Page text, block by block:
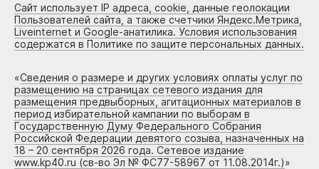
Сайт использует IP адреса, cookie, данные геолокации
Пользователей сайта, а также счетчики Яндекс.Метрика,
Liveinternet и Google-анатилика. Условия использования
содержатся в Политике по защите персональных данных.
«Сведения о размере и других условиях оплаты услуг по
размещению на страницах сетевого издания для
размещения предвыборных, агитационных материалов в
период избирательной кампании по выборам в
Государственную Думу Федерального Собрания
Российской Федерации девятого созыва, назначенных на
18 – 20 сентября 2026 года. Сетевое издание
www.kp40.ru (св-во Эл № ФС77-58967 от 11.08.2014г.)»